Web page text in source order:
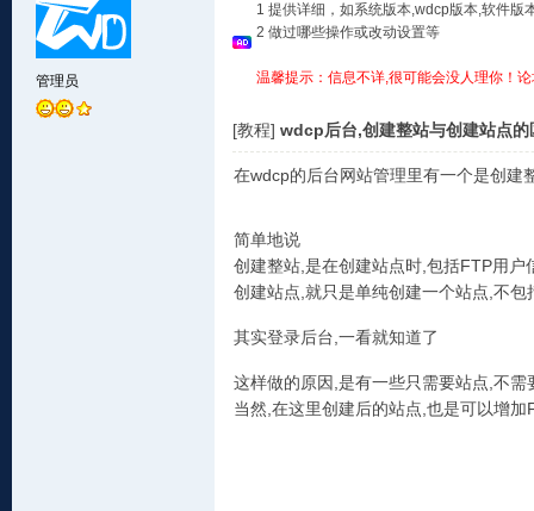
管理员
1 提供详细，如系统版本,wdcp版本,软件版
2 做过哪些操作或改动设置等
温馨提示：信息不详,很可能会没人理你！
[教程] wdcp后台,创建整站与创建站点的
在wdcp的后台网站管理里有一个是创建
简单地说
创建整站,是在创建站点时,包括FTP用户
创建站点,就只是单纯创建一个站点,不
其实登录后台,一看就知道了
这样做的原因,是有一些只需要站点,不
当然,在这里创建后的站点,也是可以增加